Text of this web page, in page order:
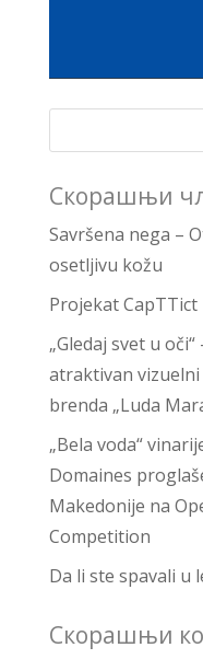
Скорашњи
Savršena nega –
osetljivu kožu
Projekat CapTTict
„Gledaj svet u
atraktivan
brenda „Luda
„Bela voda“
Domaines
Makedonije na
Competition
Da li ste spavali u
Скорашњи